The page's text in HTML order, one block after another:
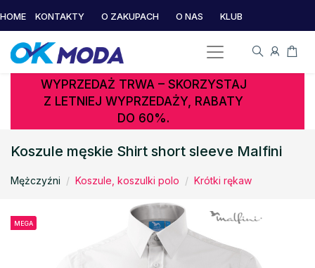
HOME KONTAKTY O ZAKUPACH O NAS KLUB
WYPRZEDAŻ TRWA – SKORZYSTAJ
Z LETNIEJ WYPRZEDAŻY, RABATY
DO 60%.
Koszule męskie Shirt short sleeve Malfini
Mężczyźni Koszule, koszulki polo Krótki rękaw
MEGA